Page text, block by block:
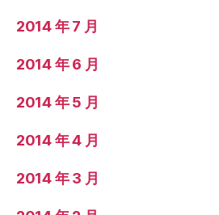
2014 年 7 月
2014 年 6 月
2014 年 5 月
2014 年 4 月
2014 年 3 月